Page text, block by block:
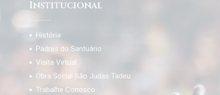
Institucional
História
Padres do Santuário
Visita Virtual
Obra Social São Judas Tadeu
Trabalhe Conosco